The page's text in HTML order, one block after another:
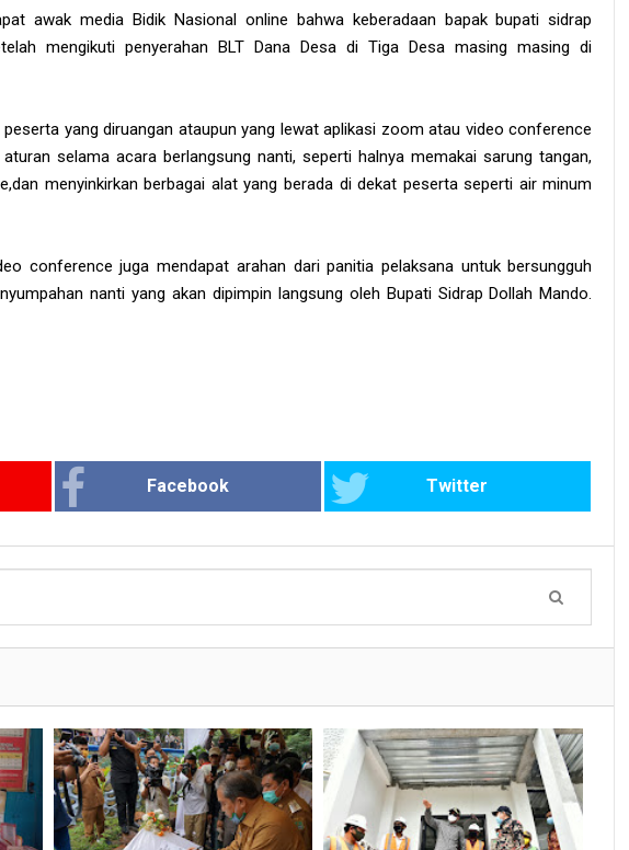
awak media Bidik Nasional online bahwa keberadaan bapak bupati sidrap
mengikuti penyerahan BLT Dana Desa di Tiga Desa masing masing di
yang diruangan ataupun yang lewat aplikasi zoom atau video conference
selama acara berlangsung nanti, seperti halnya memakai sarung tangan,
menyinkirkan berbagai alat yang berada di dekat peserta seperti air minum
conference juga mendapat arahan dari panitia pelaksana untuk bersungguh
nanti yang akan dipimpin langsung oleh Bupati Sidrap Dollah Mando.
Facebook Twitter